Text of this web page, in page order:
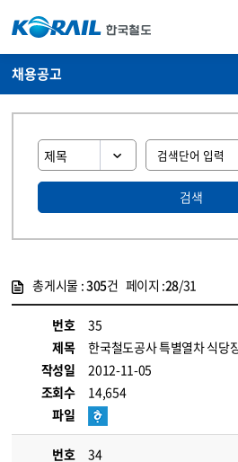
채용공고
검색
총게시물 :305건 페이지 :28/31
번호
35
제목
한국철도공사 특별열차 식당
작성일
2012-11-05
조회수
14,654
파일
번호
34